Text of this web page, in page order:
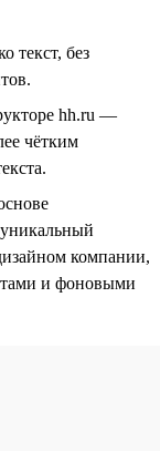
текст, без
hh.ru —
чётким
компании,
и фоновыми